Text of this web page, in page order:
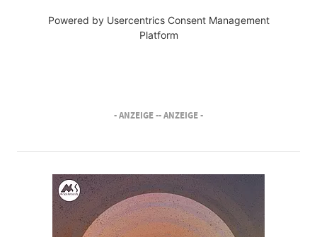
Powered by Usercentrics Consent Management
Platform
- ANZEIGE -- ANZEIGE -